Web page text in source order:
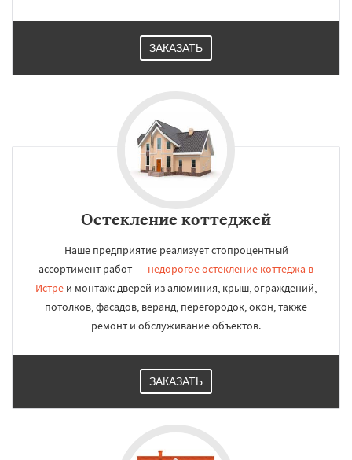
ЗАКАЗАТЬ
Остекление коттеджей
Наше предприятие реализует стопроцентный
ассортимент работ — недорогое остекление коттеджа в
Истре и монтаж: дверей из алюминия, крыш, ограждений,
потолков, фасадов, веранд, перегородок, окон, также
ремонт и обслуживание объектов.
ЗАКАЗАТЬ